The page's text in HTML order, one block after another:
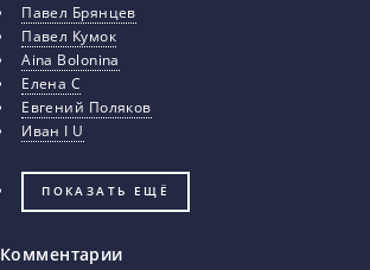
Павел Брянцев
Павел Кумок
Aina Bolonina
Елена С
Евгений Поляков
Иван I U
ПОКАЗАТЬ ЕЩЁ
Комментарии